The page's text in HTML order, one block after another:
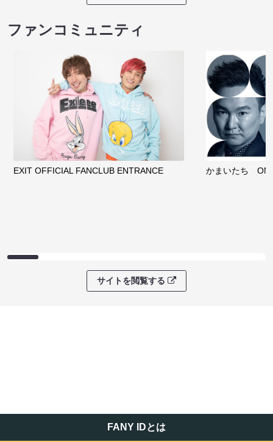
ファンコミュニティ
EXIT OFFICIAL FANCLUB ENTRANCE かまいたち
サイトを閲覧する
FANY IDとは